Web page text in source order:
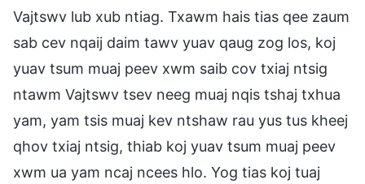
Vajtswv lub xub ntiag. Txawm hais tias qee zaum
sab cev nqaij daim tawv yuav qaug zog los, koj
yuav tsum muaj peev xwm saib cov txiaj ntsig
ntawm Vajtswv tsev neeg muaj nqis tshaj txhua
yam, yam tsis muaj kev ntshaw rau yus tus kheej
qhov txiaj ntsig, thiab koj yuav tsum muaj peev
xwm ua yam ncaj ncees hlo. Yog tias koj tuaj